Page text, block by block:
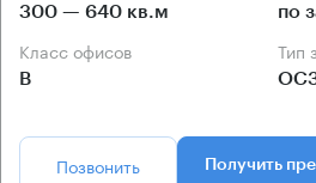
300 — 640 кв.м по
Класс офисов
B
Тип
Позвонить Получить